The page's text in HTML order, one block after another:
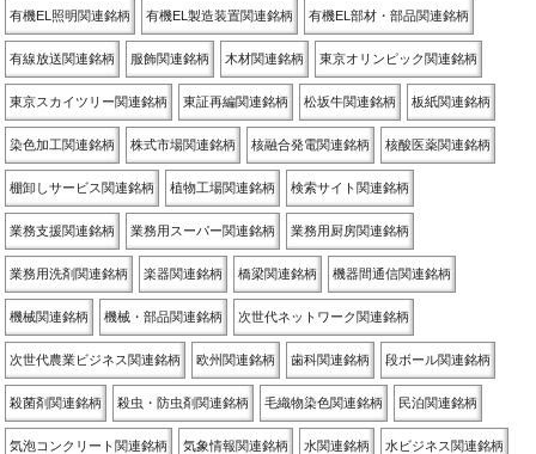
有機EL照明関連銘柄 有機EL製造装置関連銘柄 有機EL部材・部品関連銘柄
有線放送関連銘柄 服飾関連銘柄 木材関連銘柄 東京オリンピック関連銘柄
東京スカイツリー関連銘柄 東証再編関連銘柄 松坂牛関連銘柄 板紙関連銘柄
染色加工関連銘柄 株式市場関連銘柄 核融合発電関連銘柄 核酸医薬関連銘柄
棚卸しサービス関連銘柄 植物工場関連銘柄 検索サイト関連銘柄
業務支援関連銘柄 業務用スーパー関連銘柄 業務用厨房関連銘柄
業務用洗剤関連銘柄 楽器関連銘柄 橋梁関連銘柄 機器間通信関連銘柄
機械関連銘柄 機械・部品関連銘柄 次世代ネットワーク関連銘柄
次世代農業ビジネス関連銘柄 欧州関連銘柄 歯科関連銘柄 段ボール関連銘柄
殺菌剤関連銘柄 殺虫・防虫剤関連銘柄 毛織物染色関連銘柄 民泊関連銘柄
気泡コンクリート関連銘柄 気象情報関連銘柄 水関連銘柄 水ビジネス関連銘柄